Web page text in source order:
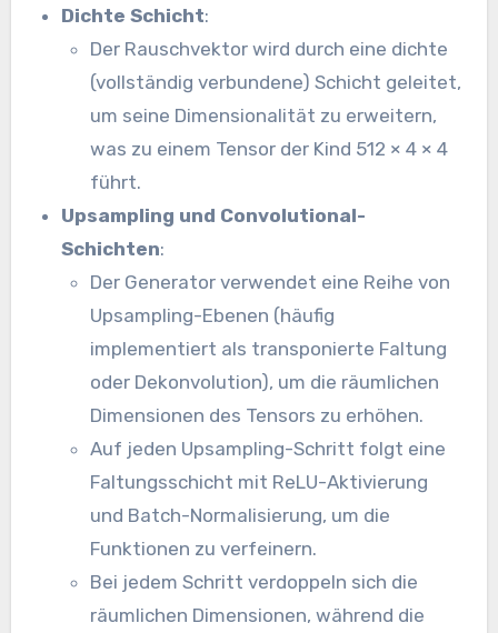
Dichte Schicht:
Der Rauschvektor wird durch eine dichte
(vollständig verbundene) Schicht geleitet,
um seine Dimensionalität zu erweitern,
was zu einem Tensor der Kind 512 × 4 × 4
führt.
Upsampling und Convolutional-
Schichten:
Der Generator verwendet eine Reihe von
Upsampling-Ebenen (häufig
implementiert als transponierte Faltung
oder Dekonvolution), um die räumlichen
Dimensionen des Tensors zu erhöhen.
Auf jeden Upsampling-Schritt folgt eine
Faltungsschicht mit ReLU-Aktivierung
und Batch-Normalisierung, um die
Funktionen zu verfeinern.
Bei jedem Schritt verdoppeln sich die
räumlichen Dimensionen, während die